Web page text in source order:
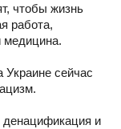
чтобы жизнь
работа,
медицина.
Украине сейчас
и